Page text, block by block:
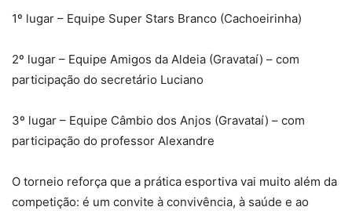
1º lugar – Equipe Super Stars Branco (Cachoeirinha)
2º lugar – Equipe Amigos da Aldeia (Gravataí) – com
participação do secretário Luciano
3º lugar – Equipe Câmbio dos Anjos (Gravataí) – com
participação do professor Alexandre
O torneio reforça que a prática esportiva vai muito além da
competição: é um convite à convivência, à saúde e ao